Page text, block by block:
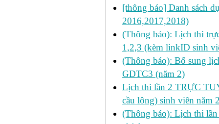
[thông báo] Danh sách
2016,2017,2018)
(Thông báo): Lịch thi
1,2,3 (kèm linkID sinh
(Thông báo): Bổ sung
GDTC3 (năm 2)
Lịch thi lần 2 TRỰC
cầu lông) sinh viên năm
(Thông báo): Lịch thi